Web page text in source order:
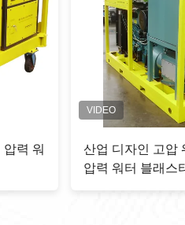
업용 물 제트 청소 기계